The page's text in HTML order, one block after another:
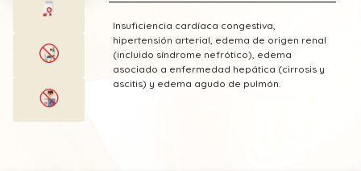
Insuficiencia cardíaca congestiva,
hipertensión arterial, edema de origen renal
(incluido síndrome nefrótico), edema
asociado a enfermedad hepática (cirrosis y
ascitis) y edema agudo de pulmón.